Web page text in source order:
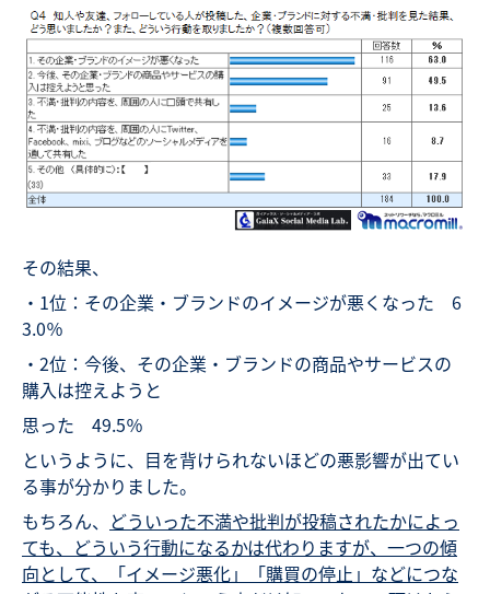
その結果、
・1位：その企業・ブランドのイメージが悪くなった 6
3.0％
・2位：今後、その企業・ブランドの商品やサービスの
購入は控えようと
思った 49.5％
というように、目を背けられないほどの悪影響が出てい
る事が分かりました。
もちろん、 どういった不満や批判が投稿されたかによっ
ても、どういう行動になるかは代わりますが、一つの傾
向として、「イメージ悪化」「購買の停止」などにつな